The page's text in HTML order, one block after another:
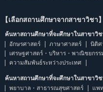
【เลือกสถานศึกษาจากสาขาวิชา】
ค้นหาสถานศึกษาที่จะศึกษาในสาขาวิ
อักษรศาสตร์
ภาษาศาสตร์
นิติศ
เศรษฐศาสตร์・บริหาร・พาณิชยกร
ความสัมพันธ์ระหว่างประเทศ
ค้นหาสถานศึกษาที่จะศึกษาในสาขาวิ
พยาบาล・สาธารณสุขศาสตร์
แพ